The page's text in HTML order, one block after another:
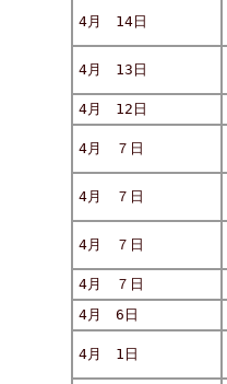
4月 14日
4月 13日
4月 12日
4月 ７日
4月 ７日
4月 ７日
4月 ７日
4月 6日
4月 1日